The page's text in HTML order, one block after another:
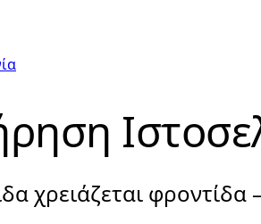
χρειάζεται